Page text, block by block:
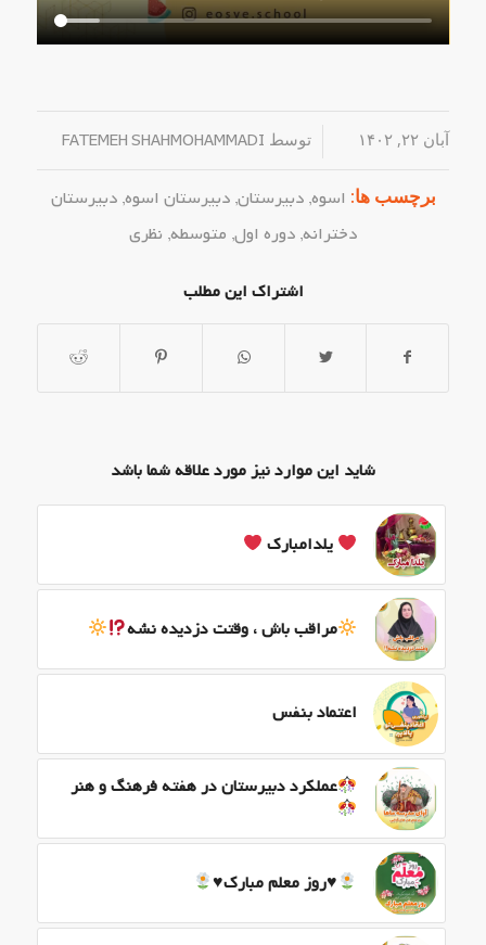
آبان ۲۲, ۱۴۰۲ / توسط FATEMEH SHAHMOHAMMADI
برچسب ها: اسوه,دبیرستان,دبیرستان اسوه,دبیرستان
دخترانه, دوره اول, متوسطه, نظری
اشتراک این مطلب
شاید این موارد نیز مورد علاقه شما باشد
یلدامبارک
مراقب باش ، وقتت دزدیده نشه
اعتماد بنفس
عملکرد دبیرستان در هفته فرهنگ و هنر
♥️روز معلم مبارک♥️